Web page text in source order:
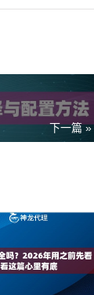
下一篇 »